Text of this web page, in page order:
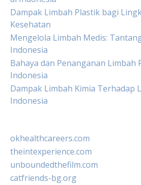
Dampak Limbah Plastik bagi
Kesehatan
Mengelola Limbah Medis:
Indonesia
Bahaya dan Penanganan Limbah
Indonesia
Dampak Limbah Kimia Terhadap
Indonesia
okhealthcareers.com
theintexperience.com
unboundedthefilm.com
catfriends-bg.org